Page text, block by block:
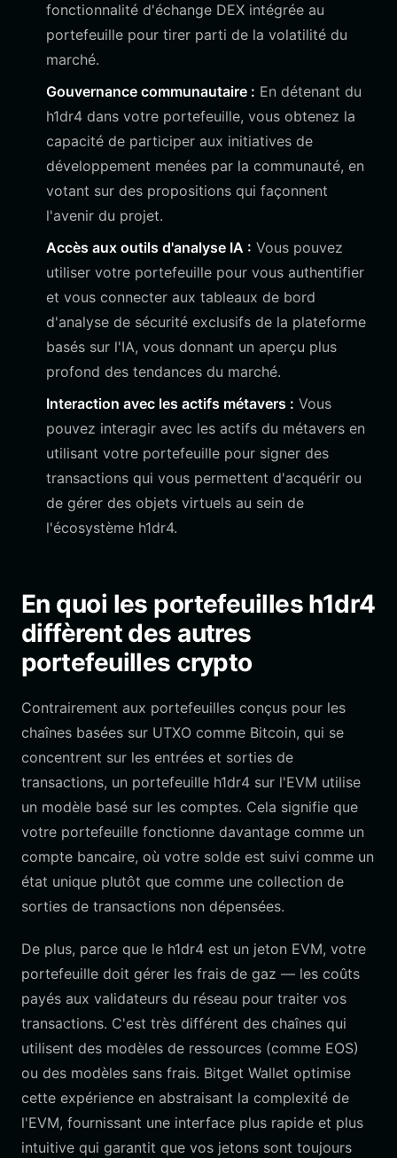
fonctionnalité d'échange DEX intégrée au
portefeuille pour tirer parti de la volatilité du
marché.
Gouvernance communautaire : En détenant du
h1dr4 dans votre portefeuille, vous obtenez la
capacité de participer aux initiatives de
développement menées par la communauté, en
votant sur des propositions qui façonnent
l'avenir du projet.
Accès aux outils d'analyse IA : Vous pouvez
utiliser votre portefeuille pour vous authentifier
et vous connecter aux tableaux de bord
d'analyse de sécurité exclusifs de la plateforme
basés sur l'IA, vous donnant un aperçu plus
profond des tendances du marché.
Interaction avec les actifs métavers : Vous
pouvez interagir avec les actifs du métavers en
utilisant votre portefeuille pour signer des
transactions qui vous permettent d'acquérir ou
de gérer des objets virtuels au sein de
l'écosystème h1dr4.
En quoi les portefeuilles h1dr4
diffèrent des autres
portefeuilles crypto
Contrairement aux portefeuilles conçus pour les
chaînes basées sur UTXO comme Bitcoin, qui se
concentrent sur les entrées et sorties de
transactions, un portefeuille h1dr4 sur l'EVM utilise
un modèle basé sur les comptes. Cela signifie que
votre portefeuille fonctionne davantage comme un
compte bancaire, où votre solde est suivi comme un
état unique plutôt que comme une collection de
sorties de transactions non dépensées.
De plus, parce que le h1dr4 est un jeton EVM, votre
portefeuille doit gérer les frais de gaz — les coûts
payés aux validateurs du réseau pour traiter vos
transactions. C'est très différent des chaînes qui
utilisent des modèles de ressources (comme EOS)
ou des modèles sans frais. Bitget Wallet optimise
cette expérience en abstraisant la complexité de
l'EVM, fournissant une interface plus rapide et plus
intuitive qui garantit que vos jetons sont toujours